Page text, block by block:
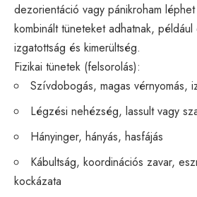
dezorientáció vagy pánikroham
kombinált tüneteket adhatnak,
izgatottság és kimerültség.
Fizikai tünetek (felsorolás):
Szívdobogás, magas vérnyomás,
Légzési nehézség, lassult vagy
Hányinger, hányás, hasfájás
Kábultság, koordinációs zavar,
kockázata